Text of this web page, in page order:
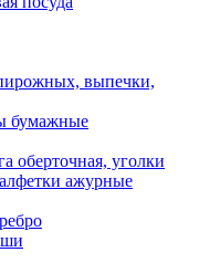
выпечки,
бумажные
оберточная, уголки
ажурные